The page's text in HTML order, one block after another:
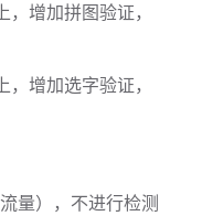
增加拼图验证，
增加选字验证，
量），不进行检测